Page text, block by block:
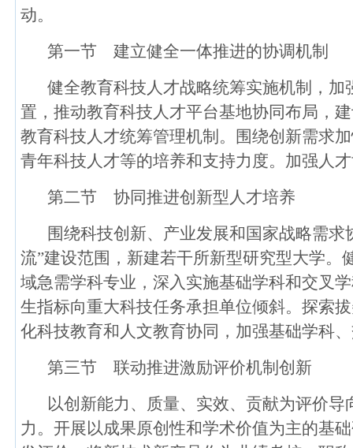
动。
第一节 建立健全一体推进的协调机制
健全教育科技人才战略统筹实施机制，
置，推动教育科技人才平台基地协同布局，
教育科技人才统筹管理机制。围绕创新需求
青年科技人才等的培养和支持力度。加强人
第二节 协同推进创新型人才培养
围绕科技创新、产业发展和国家战略需
流”建设范围，新建若干所新型研究型大学
域急需学科专业，深入实施基础学科和交叉
生指标向重大科技任务承担单位倾斜。探索
化科技教育和人文教育协同，加强基础学科
第三节 联动推进激励评价机制创新
以创新能力、质量、实效、贡献为评价
力。开展以成果原创性和学术价值为主的基